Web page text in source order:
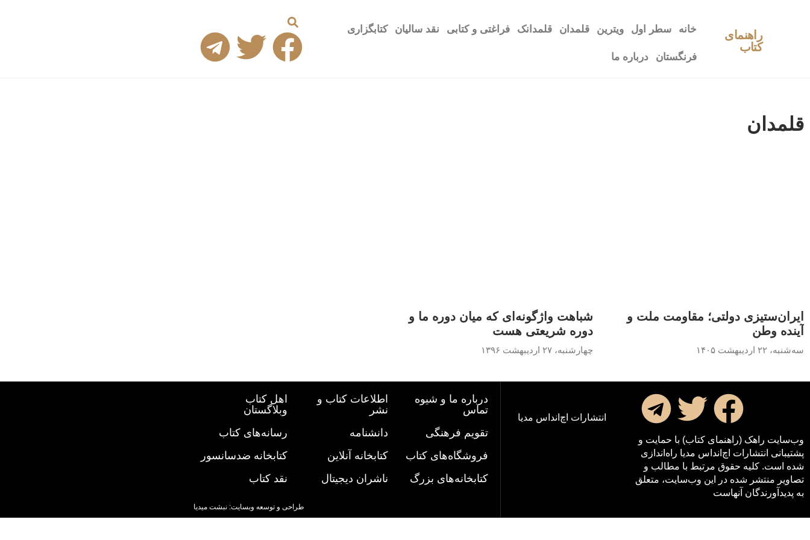
راهنمای
کتاب
خانه سطر اول ویترین قلمدان قلمدانک فراغتی و کتابی نقد سالیان کتابگزاری
فرنگستان درباره ما
قلمدان
ایران‌ستیزی دولتی؛ مقاومت ملت و
آینده وطن
سه‌شنبه، ۲۲ اردیبهشت ۱۴۰۵
شباهت واژگونه‌ای که میان دوره ما و
دوره شریعتی هست
چهارشنبه، ۲۷ اردیبهشت ۱۳۹۶
وب‌سایت راهک (راهنمای کتاب) با حمایت و
پشتیبانی انتشارات اچ‌اند‌اس مدیا راه‌اندازی
شده است. کلیه حقوق مرتبط با مطالب و
تصاویر منتشر شده در این وب‌سایت، متعلق
به پدیدآورندگان آنهاست
انتشارات اچ‌اند‌اس مدیا
درباره ما و شیوه
تماس
تقویم فرهنگی
فروشگاه‌های کتاب
کتابخانه‌های بزرگ
اطلاعات کتاب و
نشر
دانشنامه
کتابخانه آنلاین
ناشران دیجیتال
اهل کتاب
وبلاگستان
رسانه‌های کتاب
کتابخانه ضدسانسور
نقد کتاب
طراحی و توسعه وبسایت: نبشت میدیا